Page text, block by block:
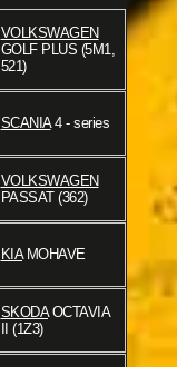
VOLKSWAGEN
GOLF PLUS (5M1,
521)
SCANIA4 - series
VOLKSWAGEN
PASSAT (362)
KIAMOHAVE
SKODAOCTAVIA
II (1Z3)